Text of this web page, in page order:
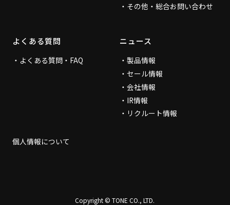
その他・総合お問い合わせ
よくある質問
よくある質問・FAQ
ニュース
製品情報
セール情報
会社情報
IR情報
リクルート情報
個人情報について
Copyright © TONE CO., LTD.